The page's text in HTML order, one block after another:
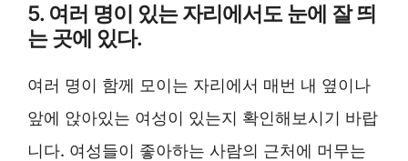
5. 여러 명이 있는 자리에서도 눈에 잘 띄
는 곳에 있다.
여러 명이 함께 모이는 자리에서 매번 내 옆이나
앞에 앉아있는 여성이 있는지 확인해보시기 바랍
니다. 여성들이 좋아하는 사람의 근처에 머무는